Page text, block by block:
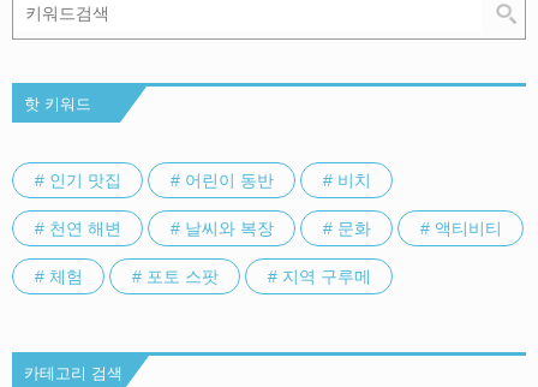
핫 키워드
# 인기 맛집 # 어린이 동반 # 비치
# 천연 해변 # 날씨와 복장 # 문화 # 액티비티
# 체험 # 포토 스팟 # 지역 구루메
카테고리 검색